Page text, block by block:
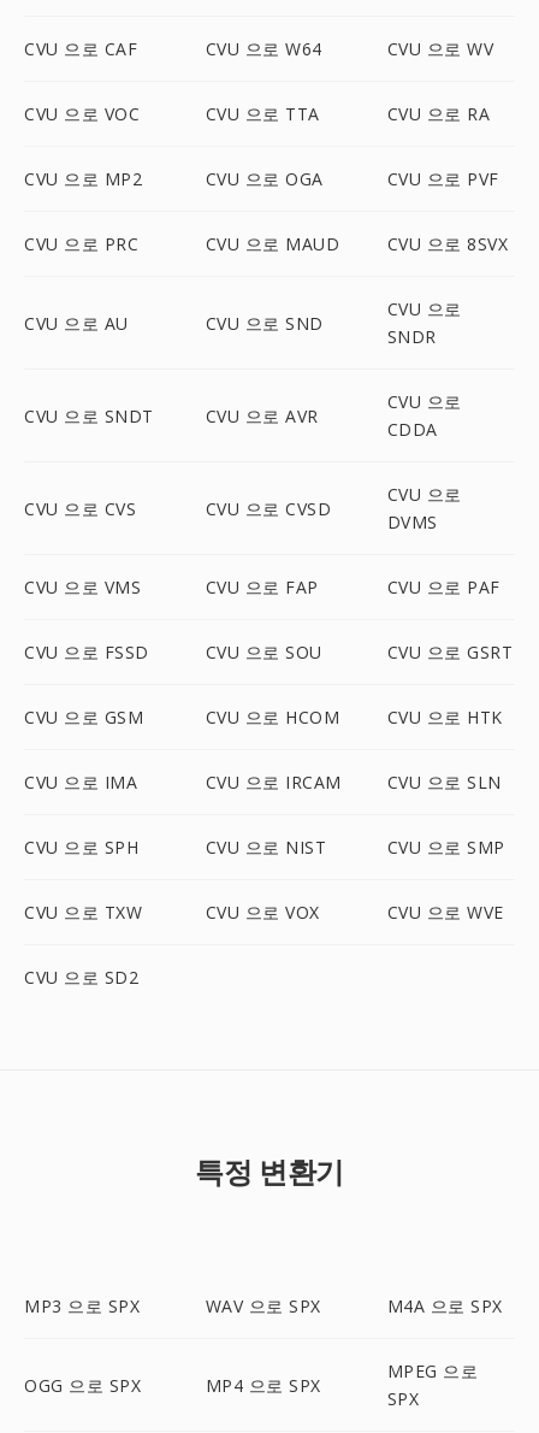
CVU 으로 CAF CVU 으로 W64 CVU 으로 WV
CVU 으로 VOC CVU 으로 TTA CVU 으로 RA
CVU 으로 MP2 CVU 으로 OGA CVU 으로 PVF
CVU 으로 PRC CVU 으로 MAUD CVU 으로 8SVX
CVU 으로 AU CVU 으로 SND
CVU 으로
SNDR
CVU 으로 SNDT CVU 으로 AVR
CVU 으로
CDDA
CVU 으로 CVS CVU 으로 CVSD
CVU 으로
DVMS
CVU 으로 VMS CVU 으로 FAP CVU 으로 PAF
CVU 으로 FSSD CVU 으로 SOU CVU 으로 GSRT
CVU 으로 GSM CVU 으로 HCOM CVU 으로 HTK
CVU 으로 IMA CVU 으로 IRCAM CVU 으로 SLN
CVU 으로 SPH CVU 으로 NIST CVU 으로 SMP
CVU 으로 TXW CVU 으로 VOX CVU 으로 WVE
CVU 으로 SD2
특정 변환기
MP3 으로 SPX WAV 으로 SPX M4A 으로 SPX
OGG 으로 SPX MP4 으로 SPX
MPEG 으로
SPX